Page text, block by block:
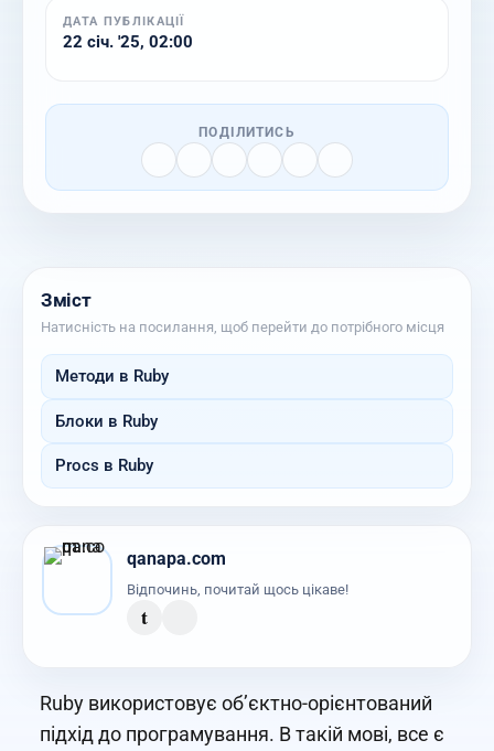
ДАТА ПУБЛІКАЦІЇ
22 січ. '25, 02:00
ПОДІЛИТИСЬ
Зміст
Натисність на посилання, щоб перейти до потрібного місця
Методи в Ruby
Блоки в Ruby
Procs в Ruby
qanapa.com
Відпочинь, почитай щось цікаве!
t
Ruby використовує об’єктно-орієнтований
підхід до програмування. В такій мові, все є